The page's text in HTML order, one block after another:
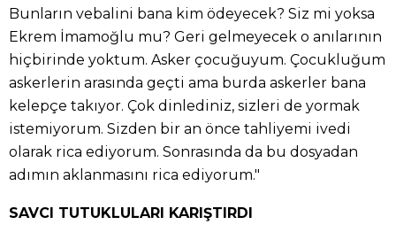
Bunların vebalini bana kim ödeyecek? Siz mi yoksa
Ekrem İmamoğlu mu? Geri gelmeyecek o anılarının
hiçbirinde yoktum. Asker çocuğuyum. Çocukluğum
askerlerin arasında geçti ama burda askerler bana
kelepçe takıyor. Çok dinlediniz, sizleri de yormak
istemiyorum. Sizden bir an önce tahliyemi ivedi
olarak rica ediyorum. Sonrasında da bu dosyadan
adımın aklanmasını rica ediyorum."
SAVCI TUTUKLULARI KARIŞTIRDI